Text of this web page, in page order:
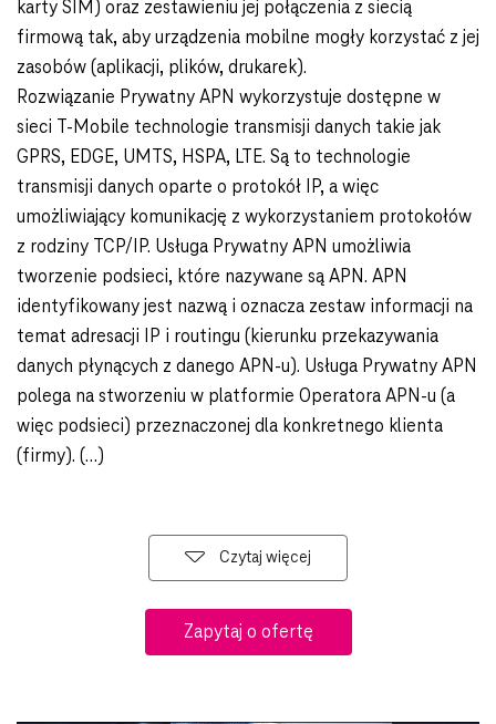
karty SIM) oraz zestawieniu jej połączenia z siecią
firmową tak, aby urządzenia mobilne mogły korzystać z jej
zasobów (aplikacji, plików, drukarek).
Rozwiązanie Prywatny APN wykorzystuje dostępne w
sieci T-Mobile technologie transmisji danych takie jak
GPRS, EDGE, UMTS, HSPA, LTE. Są to technologie
transmisji danych oparte o protokół IP, a więc
umożliwiający komunikację z wykorzystaniem protokołów
z rodziny TCP/IP. Usługa Prywatny APN umożliwia
tworzenie podsieci, które nazywane są APN. APN
identyfikowany jest nazwą i oznacza zestaw informacji na
temat adresacji IP i routingu (kierunku przekazywania
danych płynących z danego APN-u). Usługa Prywatny APN
polega na stworzeniu w platformie Operatora APN-u (a
więc podsieci) przeznaczonej dla konkretnego klienta
(firmy).
Czytaj więcej
Zapytaj o ofertę